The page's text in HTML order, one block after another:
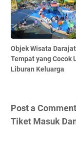
Objek Wisata
Tempat yang Cocok
Liburan Keluarga
Post a
Tiket Masuk